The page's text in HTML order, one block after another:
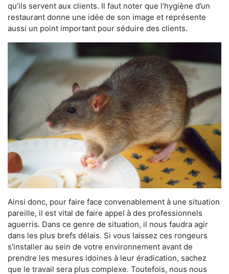
qu’ils servent aux clients. Il faut noter que l’hygiène d’un
restaurant donne une idée de son image et représente
aussi un point important pour séduire des clients.
Ainsi donc, pour faire face convenablement à une situation
pareille, il est vital de faire appel à des professionnels
aguerris. Dans ce genre de situation, il nous faudra agir
dans les plus brefs délais. Si vous laissez ces rongeurs
s'installer au sein de votre environnement avant de
prendre les mesures idoines à leur éradication, sachez
que le travail sera plus complexe. Toutefois, nous nous